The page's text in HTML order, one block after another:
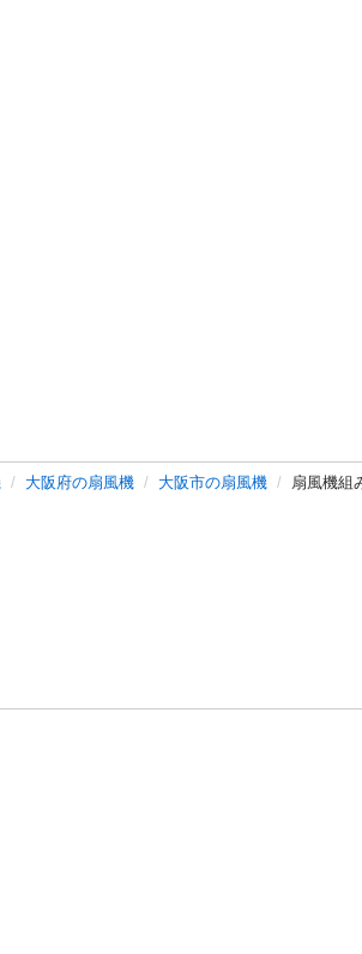
大阪府の扇風機 大阪市の扇風機 扇風機